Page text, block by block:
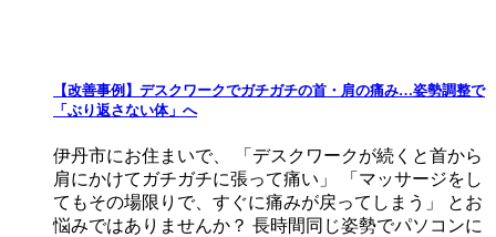
【改善事例】デスクワークでガチガチの首・肩の痛み…姿勢調整で
「ぶり返さない体」へ
伊丹市にお住まいで、 「デスクワークが続くと首から
肩にかけてガチガチに張って痛い」 「マッサージをし
てもその場限りで、すぐに痛みが戻ってしまう」 とお
悩みではありませんか？ 長時間同じ姿勢でパソコンに